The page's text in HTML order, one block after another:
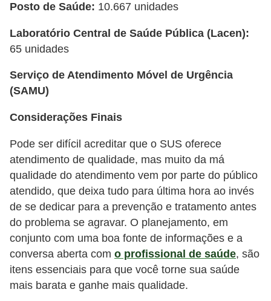
Posto de Saúde: 10.667 unidades
Laboratório Central de Saúde Pública (Lacen):
65 unidades
Serviço de Atendimento Móvel de Urgência
(SAMU)
Considerações Finais
Pode ser difícil acreditar que o SUS oferece
atendimento de qualidade, mas muito da má
qualidade do atendimento vem por parte do público
atendido, que deixa tudo para última hora ao invés
de se dedicar para a prevenção e tratamento antes
do problema se agravar. O planejamento, em
conjunto com uma boa fonte de informações e a
conversa aberta com o profissional de saúde, são
itens essenciais para que você torne sua saúde
mais barata e ganhe mais qualidade.